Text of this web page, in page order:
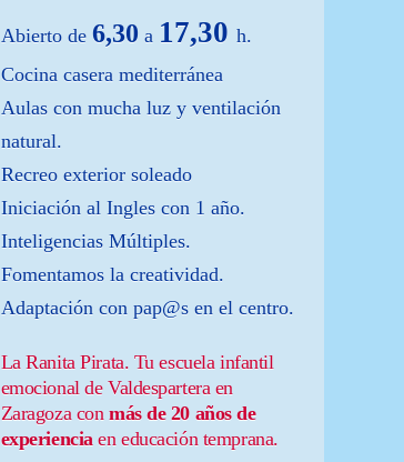
Abierto de 6,30 a 17,30 h.
Cocina casera mediterránea
Aulas con mucha luz y ventilación
natural.
Recreo exterior soleado
Iniciación al Ingles con 1 año.
Inteligencias Múltiples.
Fomentamos la creatividad.
Adaptación con pap@s en el centro.
La Ranita Pirata. Tu escuela infantil
emocional de Valdespartera en
Zaragoza con más de 20 años de
experiencia en educación temprana.